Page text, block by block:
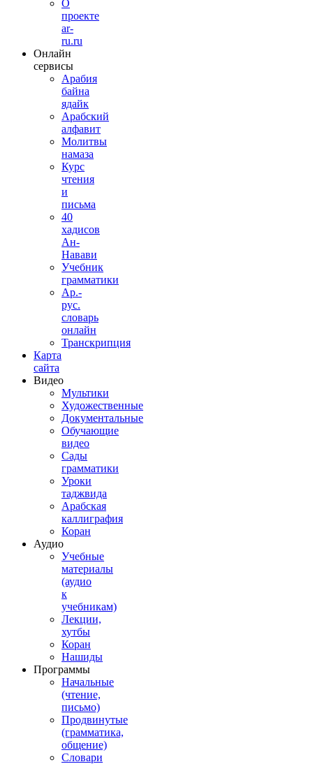
О
проекте
ar-
ru.ru
Онлайн
сервисы
Арабия
байна
ядайк
Арабский
алфавит
Молитвы
намаза
Курс
чтения
и
письма
40
хадисов
Ан-
Навави
Учебник
грамматики
Ар.-
рус.
словарь
онлайн
Транскрипция
Карта
сайта
Видео
Мультики
Художественные
Документальные
Обучающие
видео
Сады
грамматики
Уроки
таджвида
Арабская
каллиграфия
Коран
Аудио
Учебные
материалы
(аудио
к
учебникам)
Лекции,
хутбы
Коран
Нашиды
Программы
Начальные
(чтение,
письмо)
Продвинутые
(грамматика,
общение)
Словари